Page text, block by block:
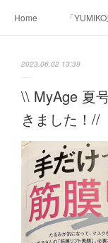
Home 「
2023.06.02 13:39
\\ MyAge 夏
きました！//